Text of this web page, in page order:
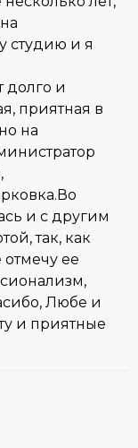
студию и я
долго и
приятная в
на
и с другим
так, как
ее
Любе и
и приятные